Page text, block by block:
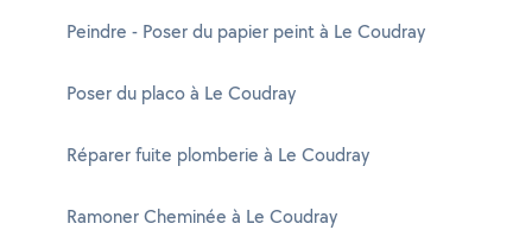
Peindre - Poser du papier peint à Le Coudray
Poser du placo à Le Coudray
Réparer fuite plomberie à Le Coudray
Ramoner Cheminée à Le Coudray